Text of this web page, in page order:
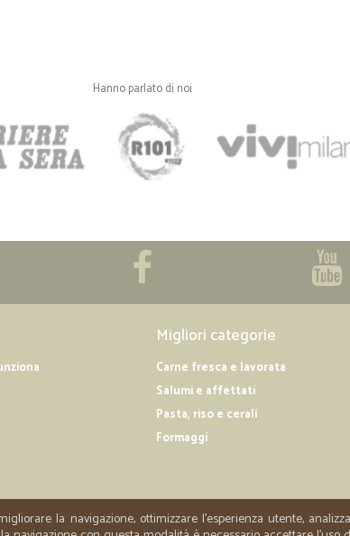
Hanno parlato di noi
Migliori categorie
Carne fresca e lavorata
Salumi e affettati
Pasta, riso e cerali
Formaggi
la navigazione, ottimizzare l'esperienza utente,